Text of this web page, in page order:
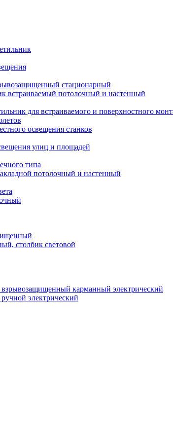
стационарный
встраиваемый потолочный и настенный
для встраиваемого и поверхностного
освещения станков
улиц и площадей
типа
потолочный и настенный
столбик световой
карманный электрический
электрический